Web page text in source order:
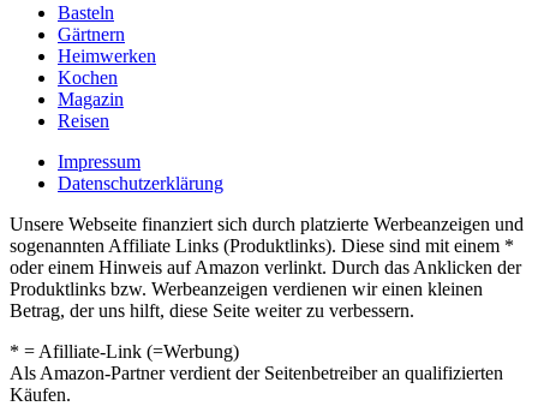
Basteln
Gärtnern
Heimwerken
Kochen
Magazin
Reisen
Impressum
Datenschutzerklärung
Unsere Webseite finanziert sich durch platzierte Werbeanzeigen und
sogenannten Affiliate Links (Produktlinks). Diese sind mit einem *
oder einem Hinweis auf Amazon verlinkt. Durch das Anklicken der
Produktlinks bzw. Werbeanzeigen verdienen wir einen kleinen
Betrag, der uns hilft, diese Seite weiter zu verbessern.
* = Afilliate-Link (=Werbung)
Als Amazon-Partner verdient der Seitenbetreiber an qualifizierten
Käufen.